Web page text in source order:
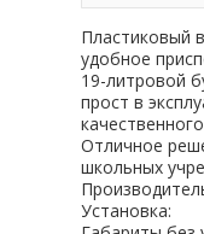
Пластиковый
удобное
19-литровой
прост в
Отличное
школьных
Установка: